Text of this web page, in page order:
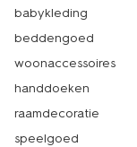
babykleding
beddengoed
woonaccessoires
handdoeken
raamdecoratie
speelgoed